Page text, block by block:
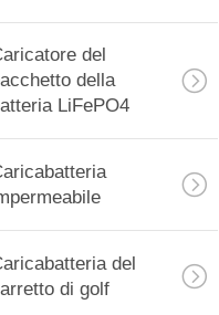
del
della
LiFePO4
del
di golf